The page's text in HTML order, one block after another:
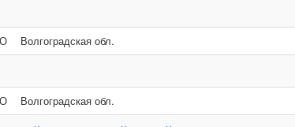
Волгоградская обл.
Волгоградская обл.